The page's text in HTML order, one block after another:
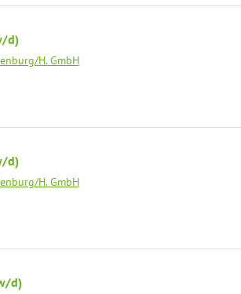
d)
H. GmbH
d)
H. GmbH
d)